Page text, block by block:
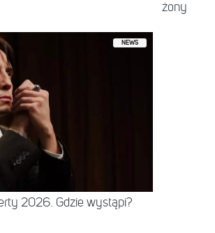
żony
NEWS
2026. Gdzie wystąpi?